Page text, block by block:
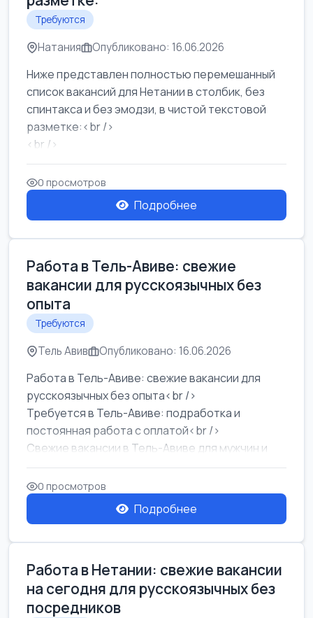
Требуются
Натания Опубликовано: 16.06.2026
Ниже представлен полностью перемешанный
список вакансий для Нетании в столбик, без
спинтакса и без эмодзи, в чистой текстовой
разметке:<br />
<br />
Работа в Нетании на мебельном производстве:
требу...
0 просмотров
Подробнее
Работа в Тель-Авиве: свежие
вакансии для русскоязычных без
опыта
Требуются
Тель Авив Опубликовано: 16.06.2026
Работа в Тель-Авиве: свежие вакансии для
русскоязычных без опыта<br />
Требуется в Тель-Авиве: подработка и
постоянная работа с оплатой<br />
Свежие вакансии в Тель-Авиве для мужчин и
женщин от хозя...
0 просмотров
Подробнее
Работа в Нетании: свежие вакансии
на сегодня для русскоязычных без
посредников